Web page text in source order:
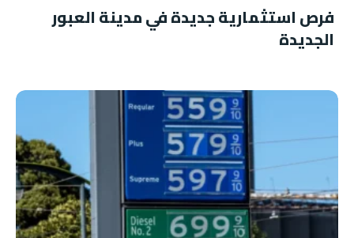
فرص استثمارية جديدة في مدينة العبور
الجديدة